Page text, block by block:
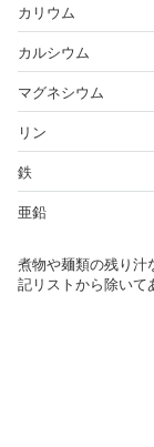
カリウム
カルシウム
マグネシウム
リン
鉄
亜鉛
煮物や麺類の残り汁
記リストから除いて